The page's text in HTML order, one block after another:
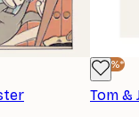
-40%*
Tom &